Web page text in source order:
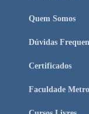
Quem Somos
Dúvidas
Certificados
Faculdade